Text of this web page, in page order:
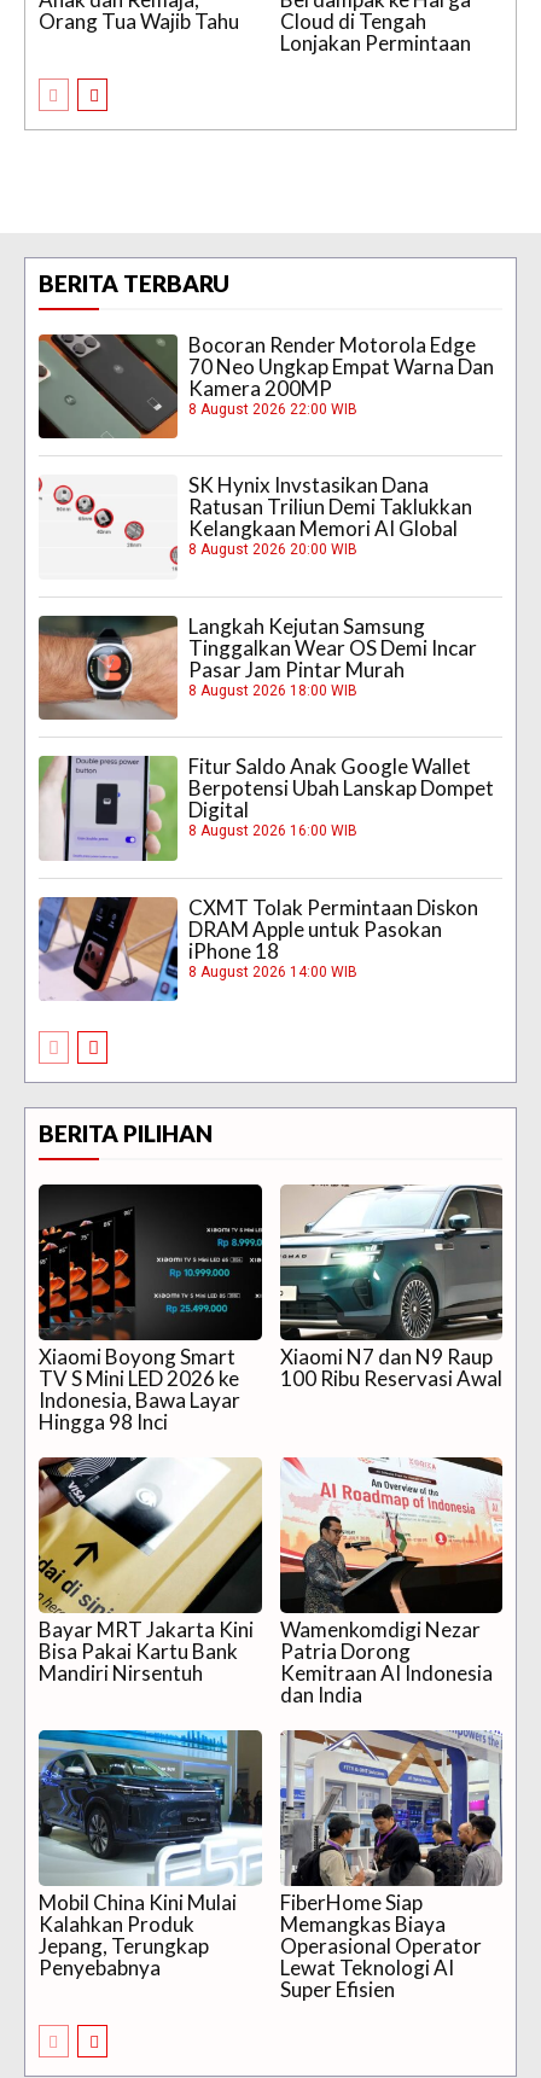
Orang Tua Wajib Tahu
Cloud di Tengah
Lonjakan Permintaan
BERITA TERBARU
Bocoran Render Motorola Edge
70 Neo Ungkap Empat Warna Dan
Kamera 200MP
8 August 2026 22:00 WIB
SK Hynix Invstasikan Dana
Ratusan Triliun Demi Taklukkan
Kelangkaan Memori AI Global
8 August 2026 20:00 WIB
Langkah Kejutan Samsung
Tinggalkan Wear OS Demi Incar
Pasar Jam Pintar Murah
8 August 2026 18:00 WIB
Fitur Saldo Anak Google Wallet
Berpotensi Ubah Lanskap Dompet
Digital
8 August 2026 16:00 WIB
CXMT Tolak Permintaan Diskon
DRAM Apple untuk Pasokan
iPhone 18
8 August 2026 14:00 WIB
BERITA PILIHAN
Xiaomi Boyong Smart
TV S Mini LED 2026 ke
Indonesia, Bawa Layar
Hingga 98 Inci
Xiaomi N7 dan N9 Raup
100 Ribu Reservasi Awal
Bayar MRT Jakarta Kini
Bisa Pakai Kartu Bank
Mandiri Nirsentuh
Wamenkomdigi Nezar
Patria Dorong
Kemitraan AI Indonesia
dan India
Mobil China Kini Mulai
Kalahkan Produk
Jepang, Terungkap
Penyebabnya
FiberHome Siap
Memangkas Biaya
Operasional Operator
Lewat Teknologi AI
Super Efisien